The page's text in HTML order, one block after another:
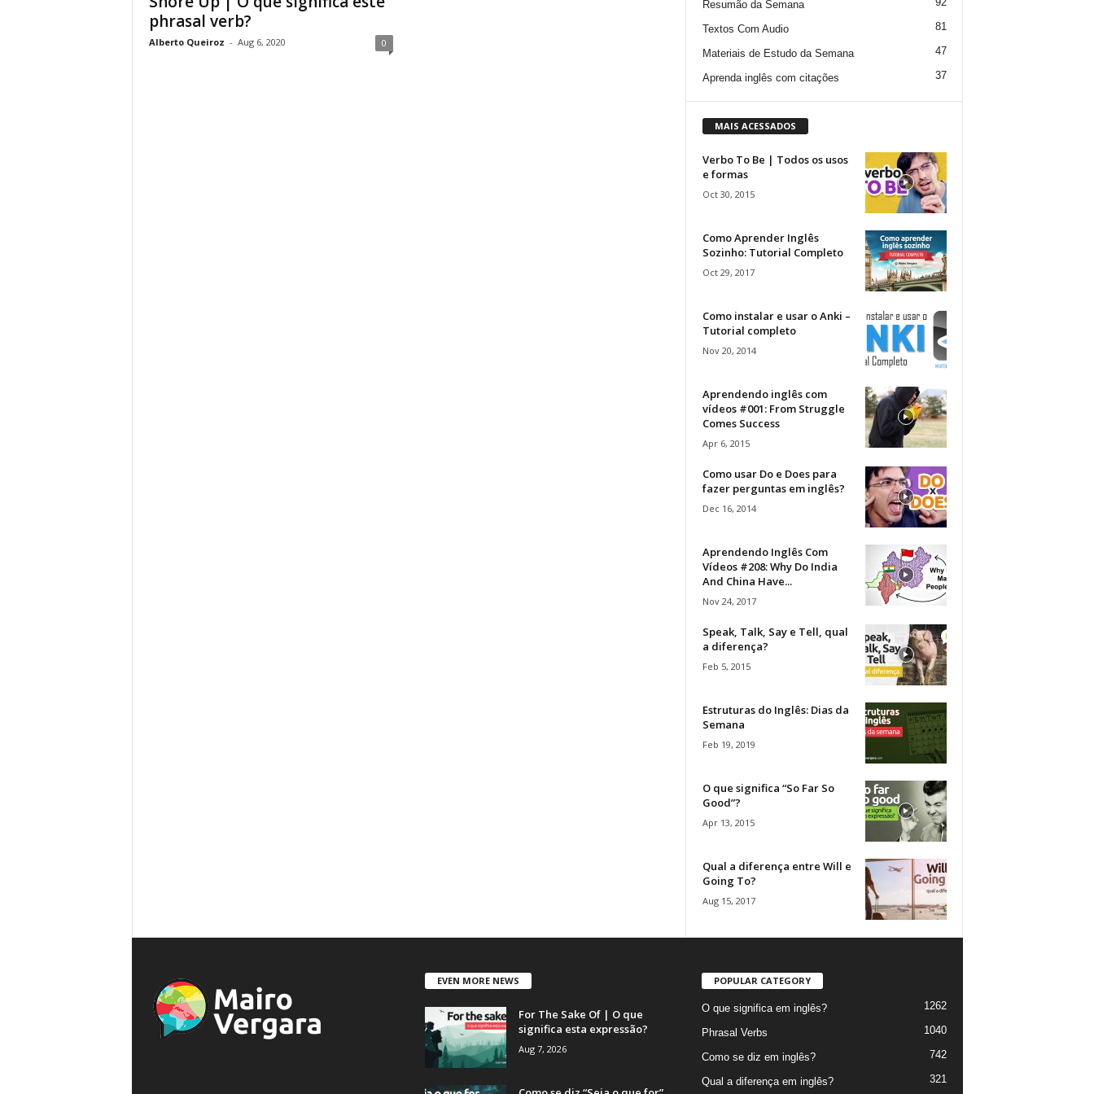
phrasal verb?
Alberto Queiroz - Aug 6, 2020 0
Resumão da Semana
Textos Com Audio 81
Materiais de Estudo da Semana 47
Aprenda inglês com citações 37
MAIS ACESSADOS
Verbo To Be | Todos os usos
e formas
Oct 30, 2015
Como Aprender Inglês
Sozinho: Tutorial Completo
Oct 29, 2017
Como instalar e usar o Anki –
Tutorial completo
Nov 20, 2014
Aprendendo inglês com
vídeos #001: From Struggle
Comes Success
Apr 6, 2015
Como usar Do e Does para
fazer perguntas em inglês?
Dec 16, 2014
Aprendendo Inglês Com
Vídeos #208: Why Do India
And China Have...
Nov 24, 2017
Speak, Talk, Say e Tell, qual
a diferença?
Feb 5, 2015
Estruturas do Inglês: Dias da
Semana
Feb 19, 2019
O que significa “So Far So
Good”?
Apr 13, 2015
Qual a diferença entre Will e
Going To?
Aug 15, 2017
EVEN MORE NEWS
For The Sake Of | O que
significa esta expressão?
Aug 7, 2026
POPULAR CATEGORY
O que significa em inglês? 1262
Phrasal Verbs 1040
Como se diz em inglês? 742
Qual a diferença em inglês? 321